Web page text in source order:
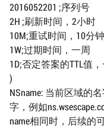
2016052201 ;序列号
2H ;刷新时间，2小时
10M;重试时间，10分钟
1W;过期时间，一周
1D;否定答案的TTL值
)
NSname: 当前区域的
字，例如
name相同时，后续的